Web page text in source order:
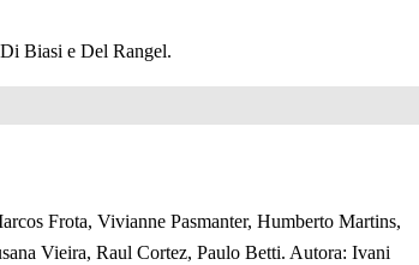
Biasi e Del Rangel.
Frota, Vivianne Pasmanter, Humberto Martins,
Vieira, Raul Cortez, Paulo Betti. Autora: Ivani